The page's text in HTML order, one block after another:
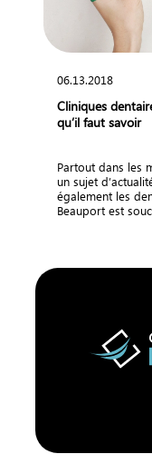
06.13.2018
Cliniques
qu’il faut savoir
Partout dans les
un sujet
également les
Beauport est